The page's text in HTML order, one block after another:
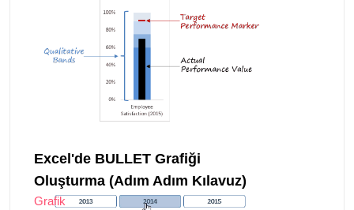
Excel'de BULLET Grafiği
Oluşturma (Adım Adım Kılavuz)
Grafik